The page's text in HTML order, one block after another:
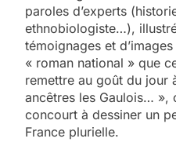
paroles d’experts
ethnobiologiste…),
témoignages et
« roman national » que
remettre au goût du jour
ancêtres les Gaulois… »,
concourt à dessiner un
France plurielle.